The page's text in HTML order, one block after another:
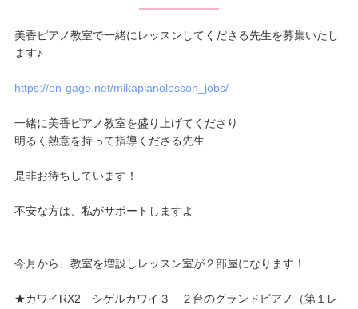
美香ピアノ教室で一緒にレッスンしてくださる先生を募集いたし
ます♪
https://en-gage.net/mikapianolesson_jobs/
一緒に美香ピアノ教室を盛り上げてくださり
明るく熱意を持って指導くださる先生
是非お待ちしています！
不安な方は、私がサポートしますよ
今月から、教室を増設しレッスン室が２部屋になります！
★カワイRX2 シゲルカワイ３ ２台のグランドピアノ（第１レ